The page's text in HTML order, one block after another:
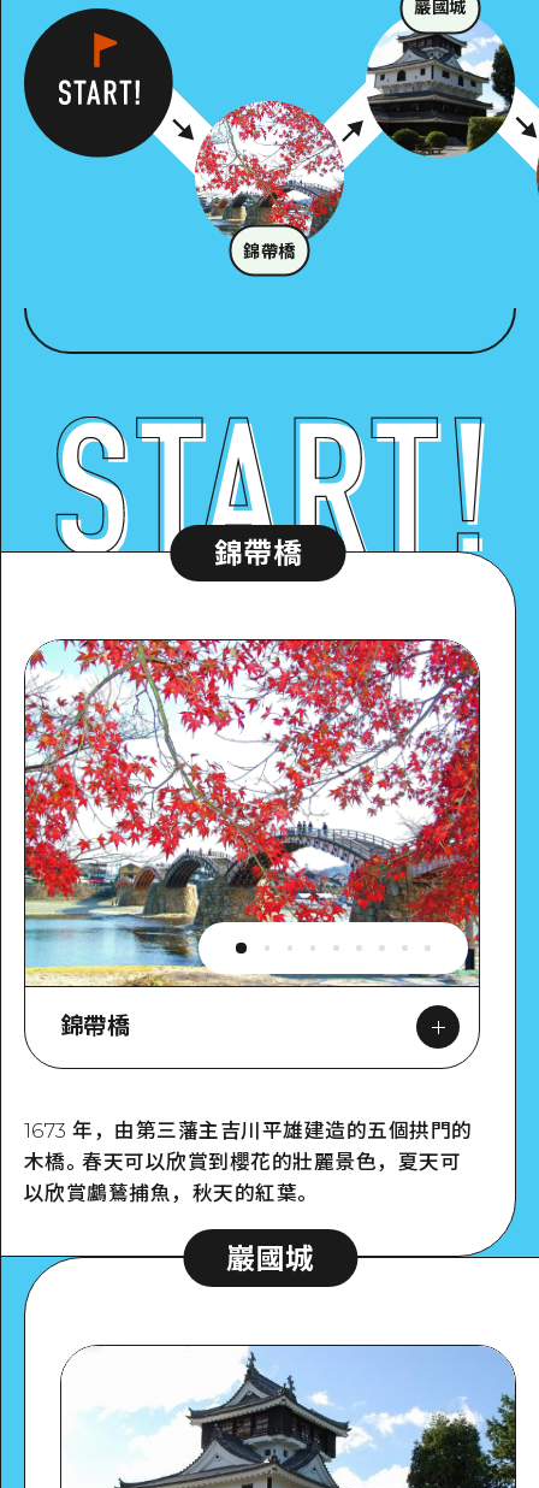
錦帶橋
巖國城
錦帶橋
錦帶橋
Google Maps
1673 年，由第三藩主吉川平雄建造的五個拱門的
木橋。春天可以欣賞到櫻花的壯麗景色，夏天可
以欣賞鸕鶿捕魚，秋天的紅葉。
巖國城